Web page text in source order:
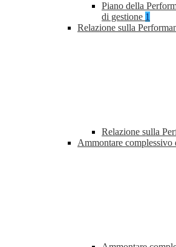
Piano della
di gestione 1
Relazione sulla
Relazione sulla
Ammontare complessivo